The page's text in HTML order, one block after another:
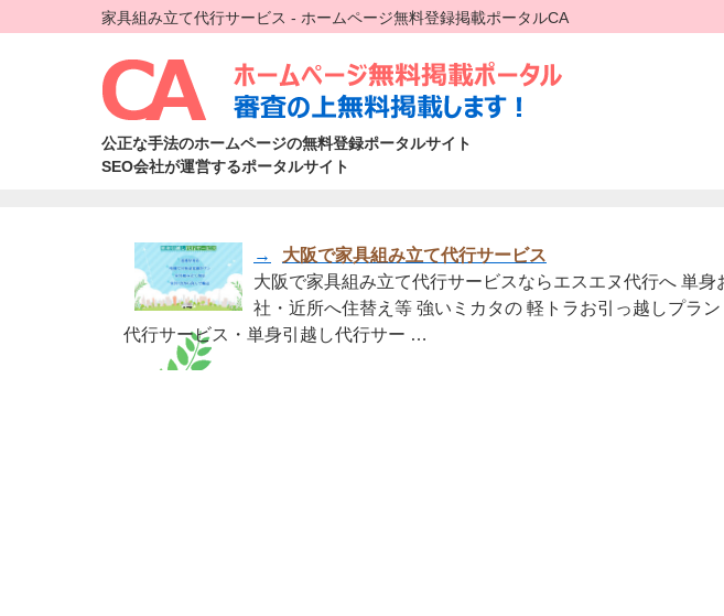
家具組み立て代行サービス - ホームページ無料登録掲載ポータルCA
公正な手法のホームページの無料登録ポータルサイト
SEO会社が運営するポータルサイト
→
大阪で家具組み立て代行サービス
大阪で家具組み立て代行サービスならエスエヌ代行へ 単
社・近所へ住替え等 強いミカタの 軽トラお引っ越しプラ
代行サービス・単身引越し代行サー …